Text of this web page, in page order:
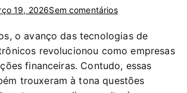
19, 2026Sem comentários
o avanço das tecnologias de
revolucionou como empresas
financeiras. Contudo, essas
trouxeram à tona questões